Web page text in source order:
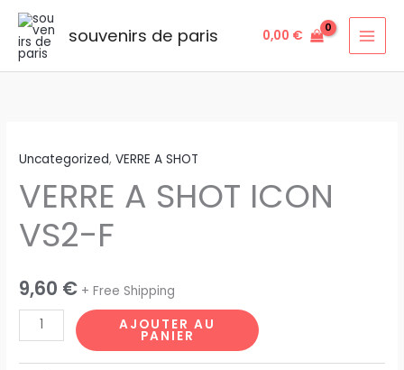
Aller
contenu
souvenirs de paris 0,00 €
Uncategorized,VERRE A SHOT
VERRE A SHOT ICON
VS2-F
9,60 € + Free Shipping
de
VERRE
A
SHOT
ICON
F
AJOUTER AU
PANIER